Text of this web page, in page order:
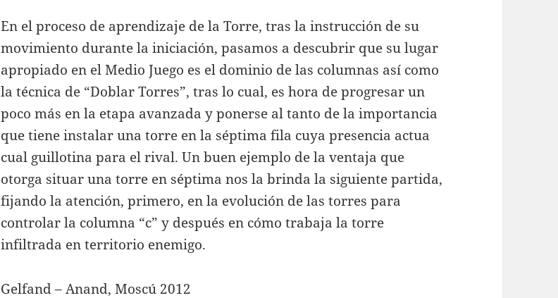
En el proceso de aprendizaje de la Torre, tras la instrucción de su
movimiento durante la iniciación, pasamos a descubrir que su lugar
apropiado en el Medio Juego es el dominio de las columnas así como
la técnica de “Doblar Torres”, tras lo cual, es hora de progresar un
poco más en la etapa avanzada y ponerse al tanto de la importancia
que tiene instalar una torre en la séptima fila cuya presencia actua
cual guillotina para el rival. Un buen ejemplo de la ventaja que
otorga situar una torre en séptima nos la brinda la siguiente partida,
fijando la atención, primero, en la evolución de las torres para
controlar la columna “c” y después en cómo trabaja la torre
infiltrada en territorio enemigo.
Gelfand – Anand, Moscú 2012